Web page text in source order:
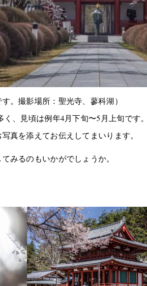
。撮影場所：聖光寺、蓼科湖）
、見頃は例年4月下旬〜5月上旬です。
真を添えてお伝えしてまいります。
みるのもいかがでしょうか。